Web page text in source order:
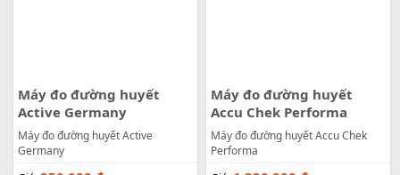
Máy đo đường huyết
Active Germany
Máy đo đường huyết Active
Germany
Máy đo đường huyết
Accu Chek Performa
Máy đo đường huyết Accu Chek
Performa